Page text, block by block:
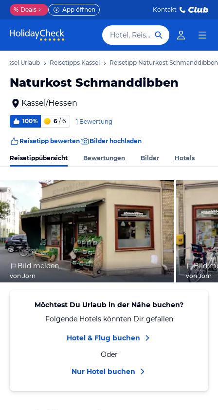
% Deals App öffnen Kontakt
Hotel, Reiseziel
Kassel Urlaub Reisetipps Kassel Reisetipp Naturkost Schmanddibben
Naturkost Schmanddibben
Kassel/Hessen
100% 6 / 6 1 Bewertung
Reisetipp bewerten Bilder hochladen
Reisetippübersicht Bewertungen Bilder Hotels
Bild melden
von Jörn
Bild
von Jörn
Möchtest Du Urlaub in der Nähe buchen?
Folgende Hotels könnten Dir gefallen
Hotel & Flug buchen
Oder
Nur Hotel buchen